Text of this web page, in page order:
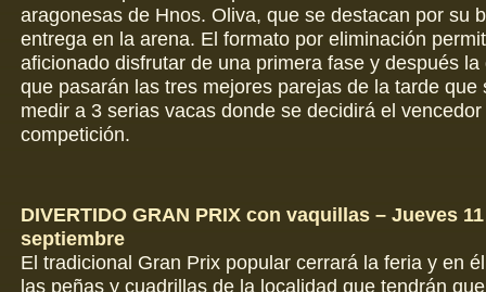
aragonesas de Hnos. Oliva, que se destacan por su
entrega en la arena. El formato por eliminación
aficionado disfrutar de una primera fase y después la
que pasarán las tres mejores parejas de la tarde que
medir a 3 serias vacas donde se decidirá el vencedor
competición.
DIVERTIDO GRAN PRIX con vaquillas – Jueves
septiembre
El tradicional Gran Prix popular cerrará la feria y en
las peñas y cuadrillas de la localidad que tendrán